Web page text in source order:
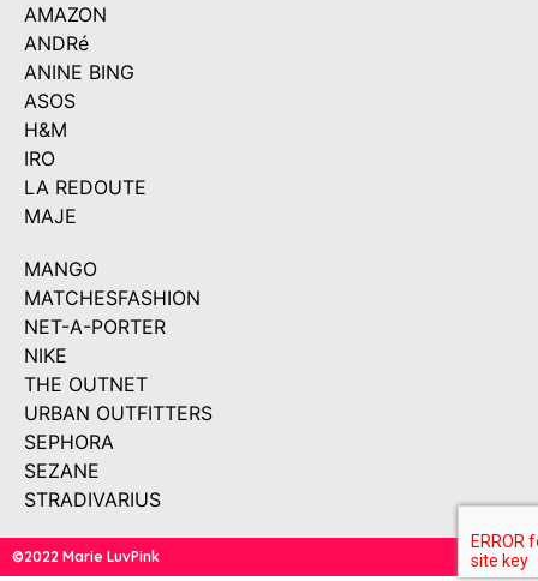
AMAZON
ANDRé
ANINE BING
ASOS
H&M
IRO
LA REDOUTE
MAJE
MANGO
MATCHESFASHION
NET-A-PORTER
NIKE
THE OUTNET
URBAN OUTFITTERS
SEPHORA
SEZANE
STRADIVARIUS
©2022 Marie LuvPink